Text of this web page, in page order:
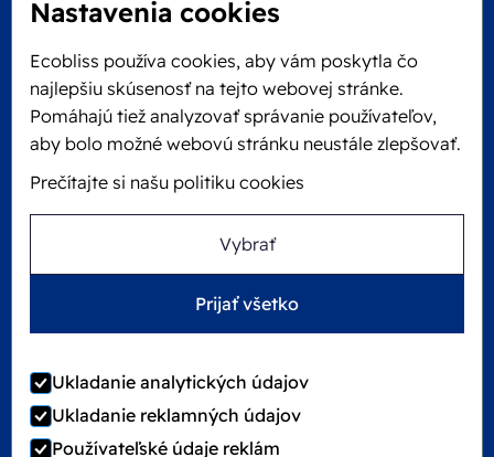
Nastavenia cookies
Ecobliss používa cookies, aby vám poskytla čo
najlepšiu skúsenosť na tejto webovej stránke.
Pomáhajú tiež analyzovať správanie používateľov,
aby bolo možné webovú stránku neustále zlepšovať.
Prečítajte si našu politiku cookies
Vybrať
Prijať všetko
Ukladanie analytických údajov
Ukladanie reklamných údajov
Používateľské údaje reklám
Locked4Kids B.V.
6101 XJ Echt, Holandsko
KVK: 60610182
+31 475 390 550
Ecobliss je FSC® certifikovaný s číslom licencie
©2026 Ecobliss Group